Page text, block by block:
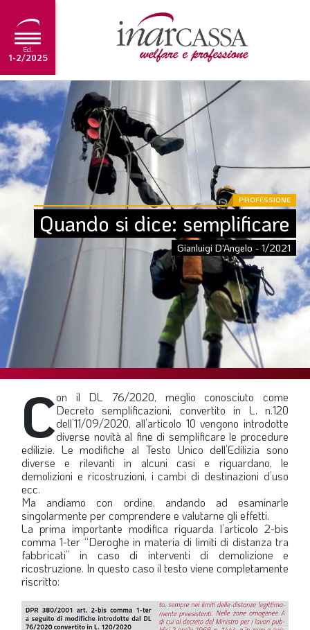
Ed.
1-2/2025
NEWS
EDITORIALE
TUTORIAL
SCADENZARIO
ARCHIVIO
Ultima edizione
1-2/2025
SOMMARIO
EDITORIALE
PREVIDENZA
FOCUS
PROFESSIONE
TERZA PAGINA
LE FOTO DEL FIL ROUGE
SCENARIO ECONOMICO
SPAZIO APERTO
GOVERNANCE
FONDAZIONE
ASSOCIAZIONI
PROFESSIONE
Quando si dice: semplificare
Gianluigi D'Angelo - 1/2021
Con il DL 76/2020, meglio conosciuto come
Decreto semplificazioni, convertito in L. n.120
dell’11/09/2020, all’articolo 10 vengono introdotte
diverse novità al fine di semplificare le procedure
edilizie. Le modifiche al Testo Unico dell’Edilizia sono
diverse e rilevanti in alcuni casi e riguardano, le
demolizioni e ricostruzioni, i cambi di destinazioni d’uso
ecc.
Ma andiamo con ordine, andando ad esaminarle
singolarmente per comprendere e valutarne gli effetti.
La prima importante modifica riguarda l’articolo 2-bis
comma 1-ter “Deroghe in materia di limiti di distanza tra
fabbricati” in caso di interventi di demolizione e
ricostruzione. In questo caso il testo viene completamente
riscritto: